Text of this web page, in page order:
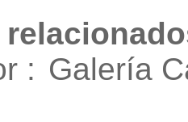
: Galería